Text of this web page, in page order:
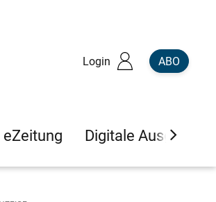
Login ABO
eZeitung Digitale Ausgaben